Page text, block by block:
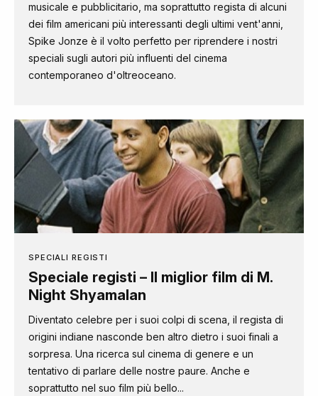
musicale e pubblicitario, ma soprattutto regista di alcuni
dei film americani più interessanti degli ultimi vent'anni,
Spike Jonze è il volto perfetto per riprendere i nostri
speciali sugli autori più influenti del cinema
contemporaneo d'oltreoceano.
SPECIALI REGISTI
Speciale registi – Il miglior film di M.
Night Shyamalan
Diventato celebre per i suoi colpi di scena, il regista di
origini indiane nasconde ben altro dietro i suoi finali a
sorpresa. Una ricerca sul cinema di genere e un
tentativo di parlare delle nostre paure. Anche e
soprattutto nel suo film più bello...